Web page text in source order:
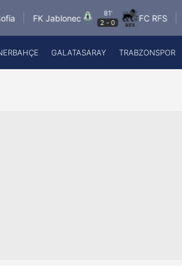
Jablonec
2-0 FC RFS Paide
GALATASARAY TRABZONSPOR